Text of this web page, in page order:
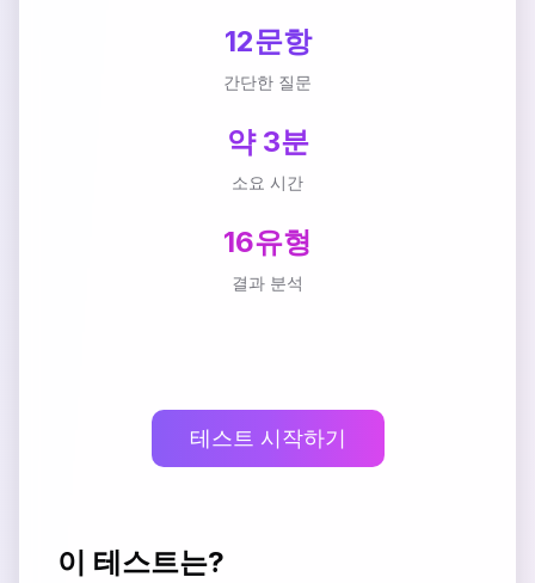
12문항
간단한 질문
약 3분
소요 시간
16유형
결과 분석
테스트 시작하기
이 테스트는?